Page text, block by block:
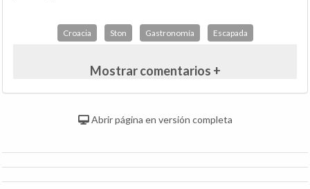
Croacia Ston Gastronomía Escapada
Mostrar comentarios +
Abrir página en versión completa